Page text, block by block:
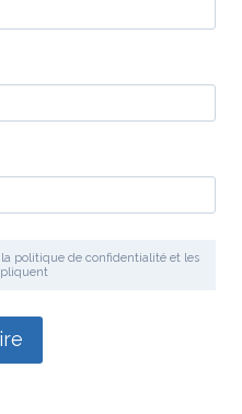
la politique de confidentialité et les